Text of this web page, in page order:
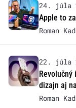
24. júla
Apple to
Roman
22. júla
dizajn aj
Roman